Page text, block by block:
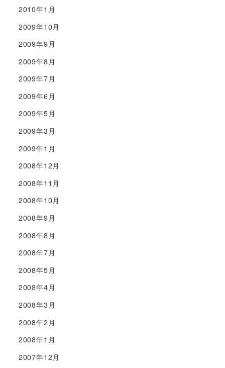
2010年1月
2009年10月
2009年9月
2009年8月
2009年7月
2009年6月
2009年5月
2009年3月
2009年1月
2008年12月
2008年11月
2008年10月
2008年9月
2008年8月
2008年7月
2008年5月
2008年4月
2008年3月
2008年2月
2008年1月
2007年12月